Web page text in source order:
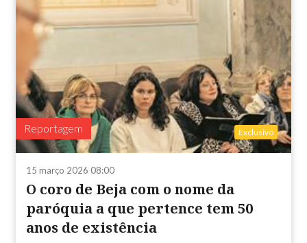
Reportagem Exclusivo
15 março 2026 08:00
O coro de Beja com o nome da
paróquia a que pertence tem 50
anos de existência